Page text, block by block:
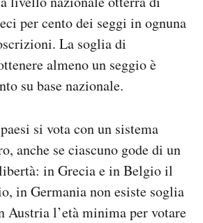
per cento dei seggi in ognuna
La soglia di
almeno un seggio è
su base nazionale.
si vota con un sistema
anche se ciascuno gode di un
in Grecia e in Belgio il
in Germania non esiste soglia
Austria l’età minima per votare